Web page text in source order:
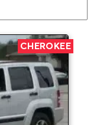
CHEROKEE